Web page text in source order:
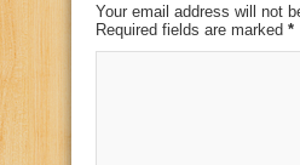
Your email address will not
Required fields are marked *